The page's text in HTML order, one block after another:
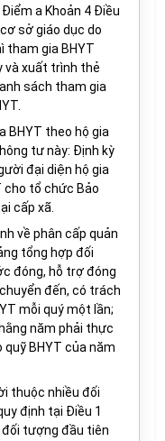
a Khoản 4 Điều
sở giáo dục do
tham gia BHYT
và xuất trình thẻ
sách tham gia
BHYT theo hộ gia
tư này: Định kỳ
đại diện hộ gia
cho tổ chức Bảo
cấp xã.
về phân cấp quản
tổng hợp đối
đóng, hỗ trợ đóng
đến, có trách
mỗi quý một lần;
năm phải thực
quỹ BHYT của năm
thuộc nhiều đối
định tại Điều 1
tượng đầu tiên